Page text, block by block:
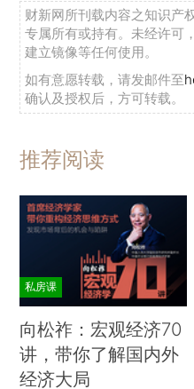
财新网所刊载内容之知识产
专属所有或持有。未经许可
建立镜像等任何使用。
如有意愿转载，请发邮件至
确认及授权后，方可转载。
推荐阅读
私房课
向松祚：宏观经济70
讲，带你了解国内外
经济大局